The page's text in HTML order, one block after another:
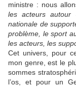
ministre : nous
les acteurs autour
nationale de
problème, le sport
les acteurs, les
Cet univers, pour
mon genre, est le
sommes
l’os, et pour un